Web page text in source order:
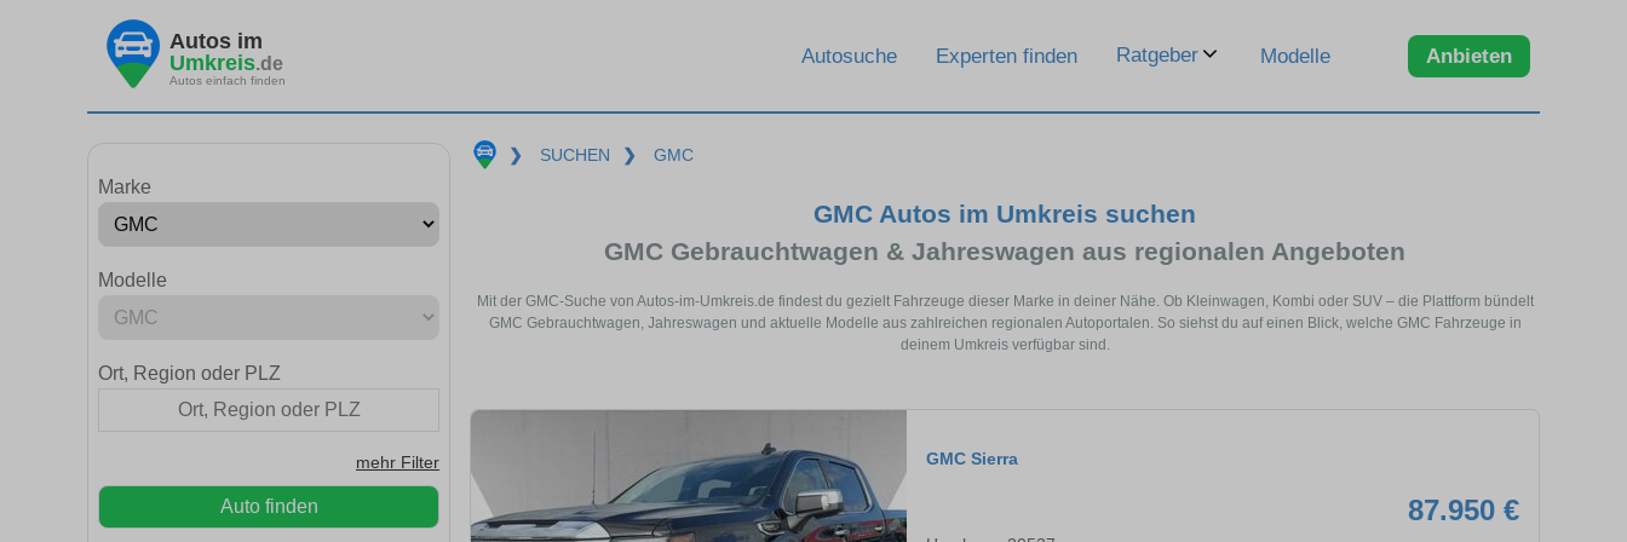
Autos im
Umkreis.de
Autos einfach finden
Autosuche Experten finden Ratgeber Modelle Anbieten
Marke
Modelle
Ort, Region oder PLZ
mehr Filter
Auto finden
❯ SUCHEN ❯ GMC
GMC Autos im Umkreis suchen
GMC Gebrauchtwagen & Jahreswagen aus regionalen Angeboten
Mit der GMC-Suche von Autos-im-Umkreis.de findest du gezielt Fahrzeuge dieser Marke in deiner Nähe. Ob Kleinwagen, Kombi oder SUV – die Plattform bündelt
GMC Gebrauchtwagen, Jahreswagen und aktuelle Modelle aus zahlreichen regionalen Autoportalen. So siehst du auf einen Blick, welche GMC Fahrzeuge in
deinem Umkreis verfügbar sind.
GMC Sierra
87.950 €